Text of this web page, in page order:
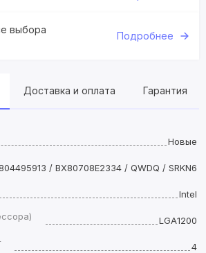
выбора
Подробнее
Доставка и оплата Гарантия
Новые
/ BX80708E2334 / QWDQ / SRKN6
Intel
LGA1200
4